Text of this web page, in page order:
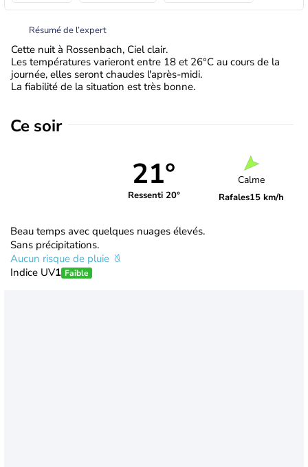
Résumé de l’expert
Cette nuit à Rossenbach, Ciel clair.
Les températures varieront entre 18 et 26°C au cours de la
journée, elles seront chaudes l'après-midi.
La fiabilité de la situation est très bonne.
Ce soir
21°
Ressenti 20°
Calme
Rafales15 km/h
Beau temps avec quelques nuages élevés.
Sans précipitations.
Aucun risque de pluie
Indice UV1 Faible